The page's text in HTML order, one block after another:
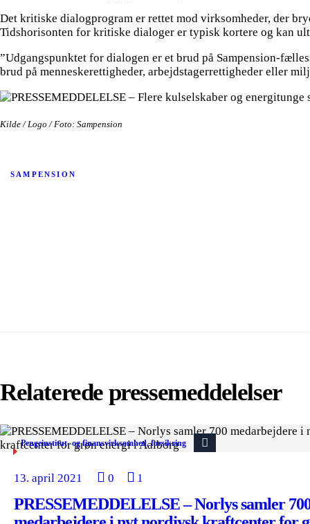
Det kritiske dialogprogram er rettet mod virksomheder, der
Tidshorisonten for kritiske dialoger er typisk kortere og kan
”Udgangspunktet for dialogen er et brud på Sampension-
brud på menneskerettigheder, arbejdstagerrettigheder eller
Kilde / Logo / Foto: Sampension
SAMPENSION
Relaterede pressemeddelelser
Pengeinstitut- og finansvirksomhed, forsikring
13. april 2021 0 1
PRESSEMEDDELELSE – Norlys samler